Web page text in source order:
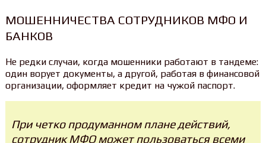
МОШЕННИЧЕСТВА СОТРУДНИКОВ МФО И
БАНКОВ
Не редки случаи, когда мошенники работают в тандеме:
один ворует документы, а другой, работая в финансовой
организации, оформляет кредит на чужой паспорт.
При четко продуманном плане действий,
сотрудник МФО может пользоваться всеми